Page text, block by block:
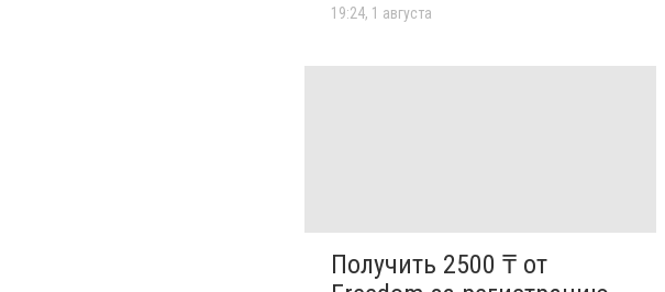
19:24, 1 августа
Получить 2500 ₸ от